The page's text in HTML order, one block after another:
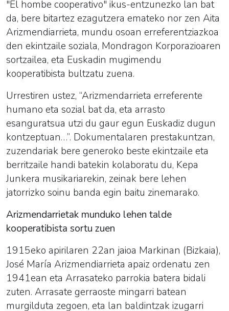
"El hombe cooperativo" ikus-entzunezko lan bat
da, bere bitartez ezagutzera emateko nor zen Aita
Arizmendiarrieta, mundu osoan erreferentziazkoa
den ekintzaile soziala, Mondragon Korporazioaren
sortzailea, eta Euskadin mugimendu
kooperatibista bultzatu zuena.
Urrestiren ustez, “Arizmendarrieta erreferente
humano eta sozial bat da, eta arrasto
esanguratsua utzi du gaur egun Euskadiz dugun
kontzeptuan…”. Dokumentalaren prestakuntzan,
zuzendariak bere generoko beste ekintzaile eta
berritzaile handi batekin kolaboratu du, Kepa
Junkera musikariarekin, zeinak bere lehen
jatorrizko soinu banda egin baitu zinemarako.
Arizmendarrietak munduko lehen talde
kooperatibista sortu zuen
1915eko apirilaren 22an jaioa Markinan (Bizkaia),
José María Arizmendiarrieta apaiz ordenatu zen
1941ean eta Arrasateko parrokia batera bidali
zuten. Arrasate gerraoste mingarri batean
murgilduta zegoen, eta lan baldintzak izugarri